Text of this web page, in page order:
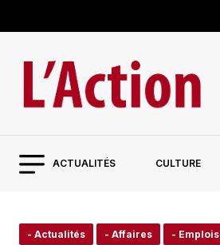
ACTUALITÉS CULTURE
- Actualités - Affaires - Emplois